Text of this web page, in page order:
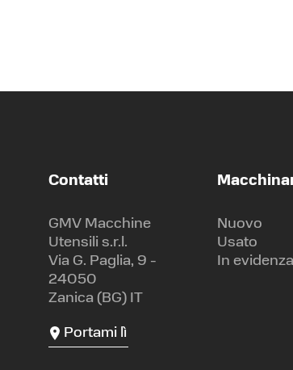
Contatti
GMV Macchine
Utensili s.r.l.
Via G. Paglia, 9 -
24050
Zanica (BG) IT
Portami lì
Nuovo
Usato
In evidenza